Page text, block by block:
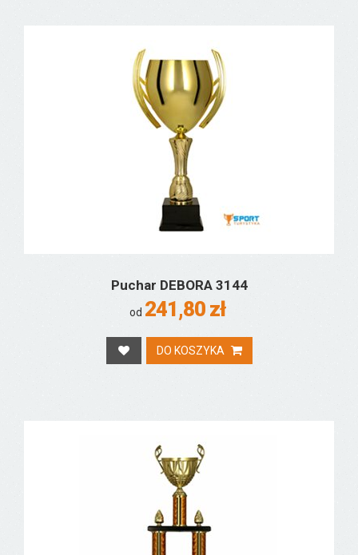
Puchar DEBORA 3144
od 241,80 zł
DO KOSZYKA